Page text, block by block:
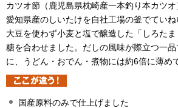
カツオ節（鹿児島県枕崎産一本釣り本カツオ
愛知県産のしいたけを自社工場の釜でていね
大豆を使わず小麦と塩で醸造した「しろた
糖を合わせました。だしの風味が際立つ一
に、うどん・おでん・煮物には約6倍に薄め
国産原料のみで仕上げました